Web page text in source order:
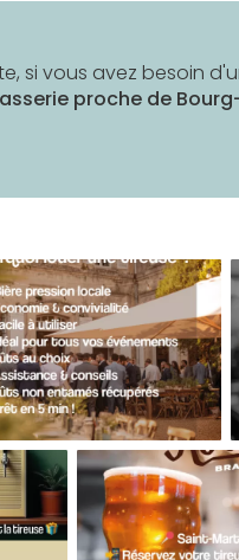
si vous avez besoin
proche de